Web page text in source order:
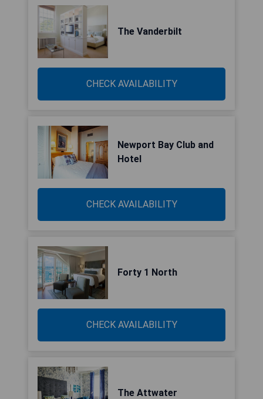
The Vanderbilt
CHECK AVAILABILITY
Newport Bay Club and
Hotel
CHECK AVAILABILITY
Forty 1 North
CHECK AVAILABILITY
The Attwater